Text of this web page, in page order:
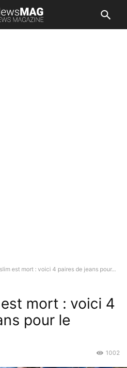
est mort : voici 4 paires de jeans pour...
mort : voici 4
pour le
1002